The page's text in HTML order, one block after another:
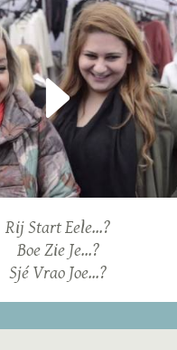
Rij Start Eele...?
Boe Zie Je...?
Sjé Vrao Joe...?